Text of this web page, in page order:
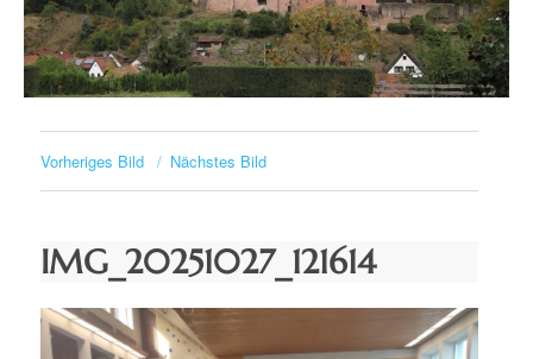
Vorheriges Bild Nächstes Bild
IMG_20251027_121614